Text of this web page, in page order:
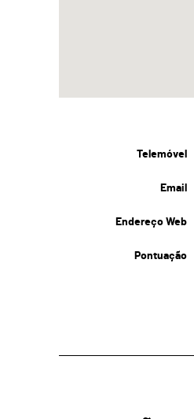
Telemóvel
Email
Endereço Web
Pontuação